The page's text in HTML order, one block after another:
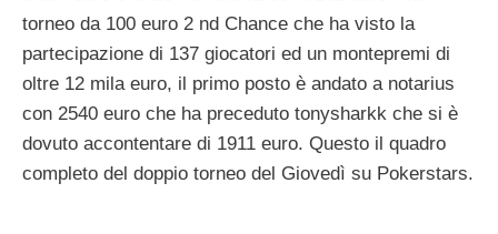
torneo da 100 euro 2 nd Chance che ha visto la
partecipazione di 137 giocatori ed un montepremi di
oltre 12 mila euro, il primo posto è andato a notarius
con 2540 euro che ha preceduto tonysharkk che si è
dovuto accontentare di 1911 euro. Questo il quadro
completo del doppio torneo del Giovedì su Pokerstars.